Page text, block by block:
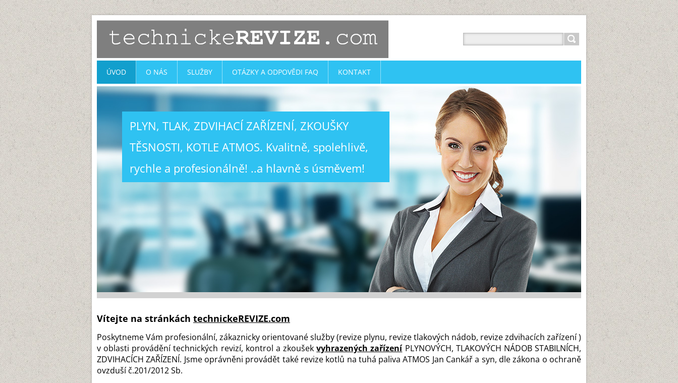
PLYN, TLAK, ZDVIHACÍ ZAŘÍZENÍ, ZKOUŠKY
TĚSNOSTI, KOTLE ATMOS. Kvalitně, spolehlivě,
rychle a profesionálně! ..a hlavně s úsměvem!
Vítejte na stránkách technickeREVIZE.com
Poskytneme Vám profesionální, zákaznicky orientované služby (revize plynu, revize tlakových nádob, revize zdvihacích zařízení )
v oblasti provádění technických revizí, kontrol a zkoušekvyhrazených zařízeníPLYNOVÝCH, TLAKOVÝCH NÁDOB STABILNÍCH,
ZDVIHACÍCH ZAŘÍZENÍ. Jsme oprávněni provádět také revize kotlů na tuhá paliva ATMOS Jan Cankář a syn, dle zákona o ochraně
ovzduší č.201/2012 Sb.
ÚVOD O NÁS SLUŽBY OTÁZKY A ODPOVĚDI FAQ KONTAKT